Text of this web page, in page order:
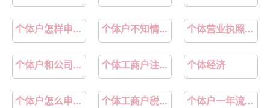
个体户怎样申请贷款 个体户不知情侵权了商标 个体营业执照要交税吗
个体户和公司的区别 个体工商户注册流程 个体经济
个体户怎么申报税 个体工商户税收优惠政策2024 个体户一年流水100万交多少税